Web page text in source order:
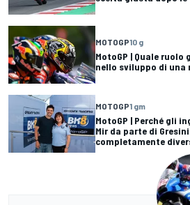
MOTOGP10 g
MotoGP | Quale
nello sviluppo di una
MOTOGP1 gm
MotoGP | Perché gli
Mir da parte di
completamente